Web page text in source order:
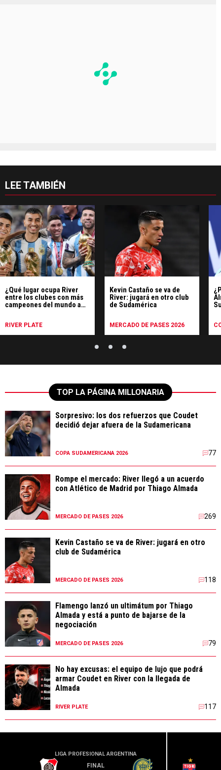
LEE TAMBIÉN
¿Qué lugar ocupa River
entre los clubes con más
campeones del mundo a
RIVER PLATE
Kevin Castaño se va de
River: jugará en otro club
de Sudamérica
MERCADO DE PASES 2026
TOP LA PÁGINA MILLONARIA
Sorpresivo: los dos refuerzos que Coudet
decidió dejar afuera de la Sudamericana
COPA SUDAMERICANA 2026 77
Rompe el mercado: River llegó a un acuerdo
con Atlético de Madrid por Thiago Almada
MERCADO DE PASES 2026 269
Kevin Castaño se va de River: jugará en otro
club de Sudamérica
MERCADO DE PASES 2026 118
Flamengo lanzó un ultimátum por Thiago
Almada y está a punto de bajarse de la
negociación
MERCADO DE PASES 2026 79
No hay excusas: el equipo de lujo que podrá
armar Coudet en River con la llegada de
Almada
RIVER PLATE 117
LIGA PROFESIONAL ARGENTINA
FINAL